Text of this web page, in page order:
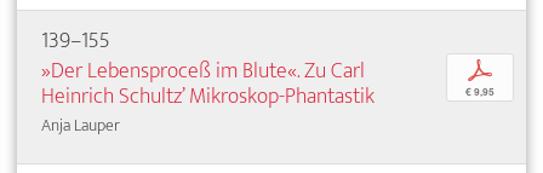
139–155
»Der Lebensproceß im Blute«. Zu Carl
Heinrich Schultz’ Mikroskop-Phantastik
Anja Lauper
p
€ 9,95